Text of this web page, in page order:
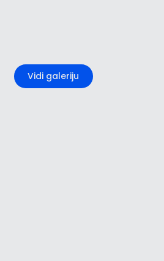
Vidi galeriju